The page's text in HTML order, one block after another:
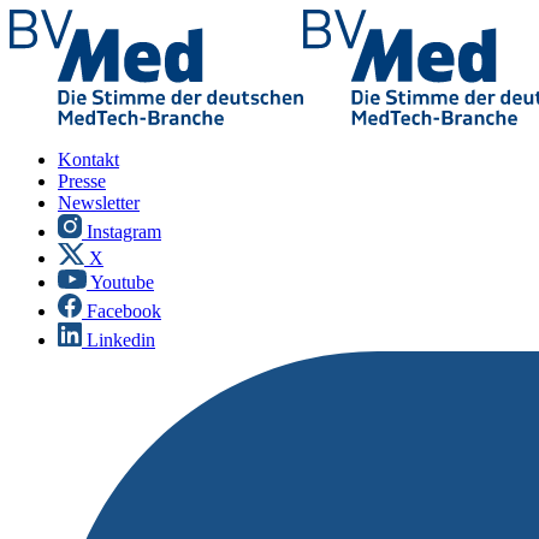
Kontakt
Presse
Newsletter
Instagram
X
Youtube
Facebook
Linkedin